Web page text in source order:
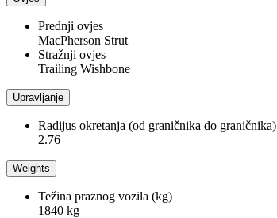
Prednji ovjes
MacPherson Strut
Stražnji ovjes
Trailing Wishbone
Upravljanje
Radijus okretanja (od graničnika do graničnika)
2.76
Weights
Težina praznog vozila (kg)
1840 kg